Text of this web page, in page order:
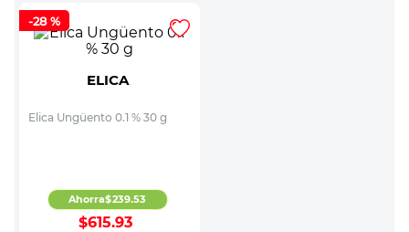
-28 %
ELICA
Elica Ungüento 0.1 % 30 g
$615.93
Ahorra$239.53